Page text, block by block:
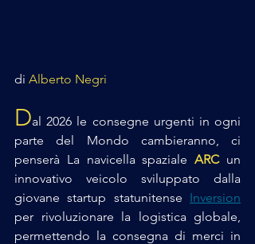
di Alberto Negri
Dal 2026 le consegne urgenti in ogni
parte del Mondo cambieranno, ci
penserà La navicella spaziale ARC un
innovativo veicolo sviluppato dalla
giovane startup statunitense Inversion
per rivoluzionare la logistica globale,
permettendo la consegna di merci in